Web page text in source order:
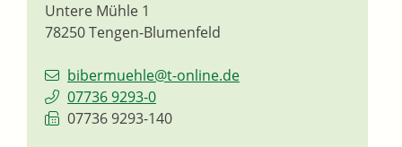
Untere Mühle 1
78250Tengen-Blumenfeld
bibermuehle@t-online.de
07736 9293-0
07736 9293-140